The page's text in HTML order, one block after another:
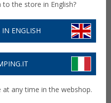
the store in English?
ENGLISH
at any time in the webshop.